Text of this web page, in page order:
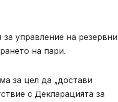
управление на резервни
на пари.
за цел да „достави
с Декларацията за